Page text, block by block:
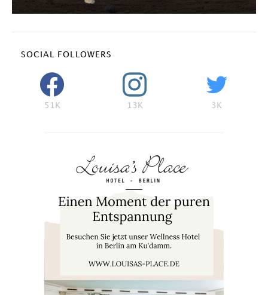
SOCIAL FOLLOWERS
51K 13K 3K